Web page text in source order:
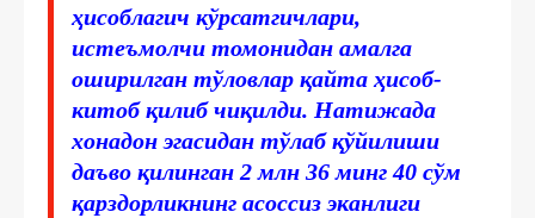
ҳисоблагич кўрсатгичлари,
истеъмолчи томонидан амалга
оширилган тўловлар қайта ҳисоб-
китоб қилиб чиқилди. Натижада
хонадон эгасидан тўлаб қўйилиши
даъво қилинган 2 млн 36 минг 40 сўм
қарздорликнинг асоссиз эканлиги